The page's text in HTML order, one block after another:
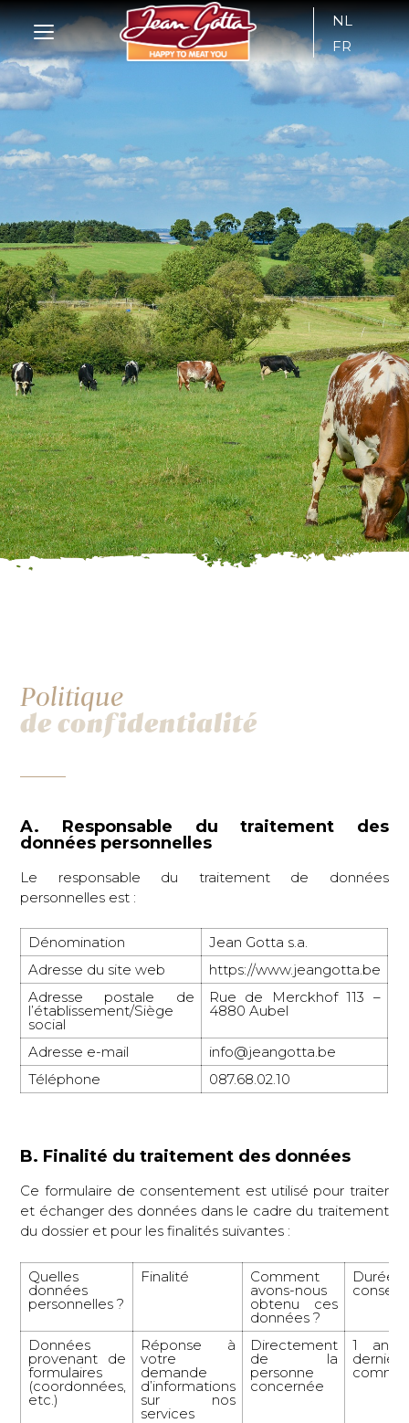
NL
FR
Politique
de confidentialité
A. Responsable du traitement des
données personnelles
Le responsable du traitement de données
personnelles est :
Dénomination
Jean Gotta s.a.
Adresse du site web
https://www.jeangotta.be
Adresse postale de
l’établissement/Siège
social
Rue de Merckhof 113 –
4880 Aubel
Adresse e-mail
info@jeangotta.be
Téléphone
087.68.02.10
B. Finalité du traitement des données
Ce formulaire de consentement est utilisé pour traiter
et échanger des données dans le cadre du traitement
du dossier et pour les finalités suivantes :
Quelles
données
personnelles ?
Finalité Comment
avons-nous
obtenu ces
données ?
Données
provenant de
formulaires
(coordonnées,
etc.)
Réponse à
votre
demande
d’informations
sur nos
services
Directement
de la
personne
concernée
1 an
dernière